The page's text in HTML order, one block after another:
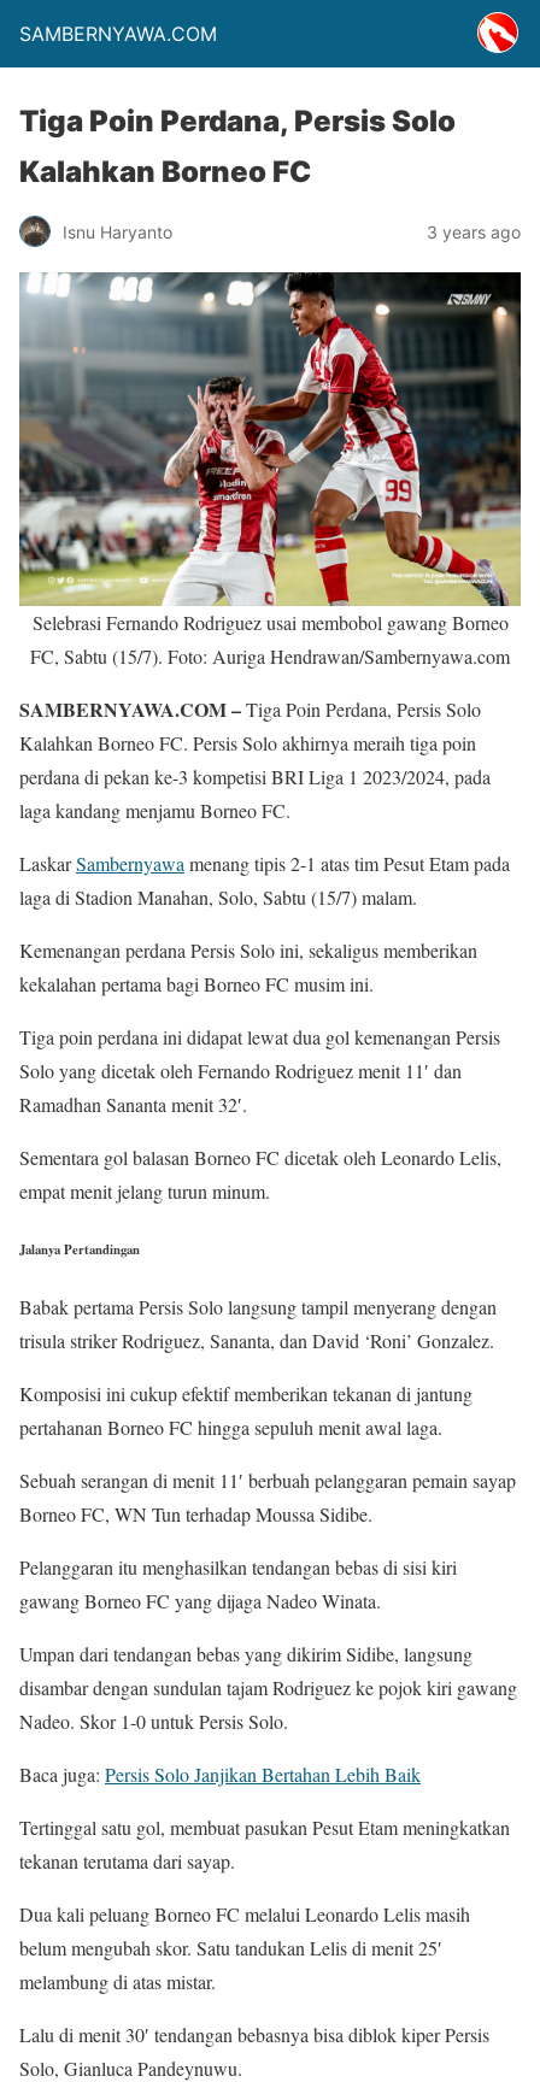
SAMBERNYAWA.COM
Tiga Poin Perdana, Persis Solo
Kalahkan Borneo FC
Isnu Haryanto 3 years ago
Selebrasi Fernando Rodriguez usai membobol gawang Borneo
FC, Sabtu (15/7). Foto: Auriga Hendrawan/Sambernyawa.com
SAMBERNYAWA.COM –Tiga Poin Perdana, Persis Solo
Kalahkan Borneo FC. Persis Solo akhirnya meraih tiga poin
perdana di pekan ke-3 kompetisi BRI Liga 1 2023/2024, pada
laga kandang menjamu Borneo FC.
LaskarSambernyawa menang tipis 2-1 atas tim Pesut Etam pada
laga di Stadion Manahan, Solo, Sabtu (15/7) malam.
Kemenangan perdana Persis Solo ini, sekaligus memberikan
kekalahan pertama bagi Borneo FC musim ini.
Tiga poin perdana ini didapat lewat dua gol kemenangan Persis
Solo yang dicetak oleh Fernando Rodriguez menit 11′ dan
Ramadhan Sananta menit 32′.
Sementara gol balasan Borneo FC dicetak oleh Leonardo Lelis,
empat menit jelang turun minum.
Jalanya Pertandingan
Babak pertama Persis Solo langsung tampil menyerang dengan
trisula striker Rodriguez, Sananta, dan David ‘Roni’ Gonzalez.
Komposisi ini cukup efektif memberikan tekanan di jantung
pertahanan Borneo FC hingga sepuluh menit awal laga.
Sebuah serangan di menit 11′ berbuah pelanggaran pemain sayap
Borneo FC, WN Tun terhadap Moussa Sidibe.
Pelanggaran itu menghasilkan tendangan bebas di sisi kiri
gawang Borneo FC yang dijaga Nadeo Winata.
Umpan dari tendangan bebas yang dikirim Sidibe, langsung
disambar dengan sundulan tajam Rodriguez ke pojok kiri gawang
Nadeo. Skor 1-0 untuk Persis Solo.
Baca juga: Persis Solo Janjikan Bertahan Lebih Baik
Tertinggal satu gol, membuat pasukan Pesut Etam meningkatkan
tekanan terutama dari sayap.
Dua kali peluang Borneo FC melalui Leonardo Lelis masih
belum mengubah skor. Satu tandukan Lelis di menit 25′
melambung di atas mistar.
Lalu di menit 30′ tendangan bebasnya bisa diblok kiper Persis
Solo, Gianluca Pandeynuwu.